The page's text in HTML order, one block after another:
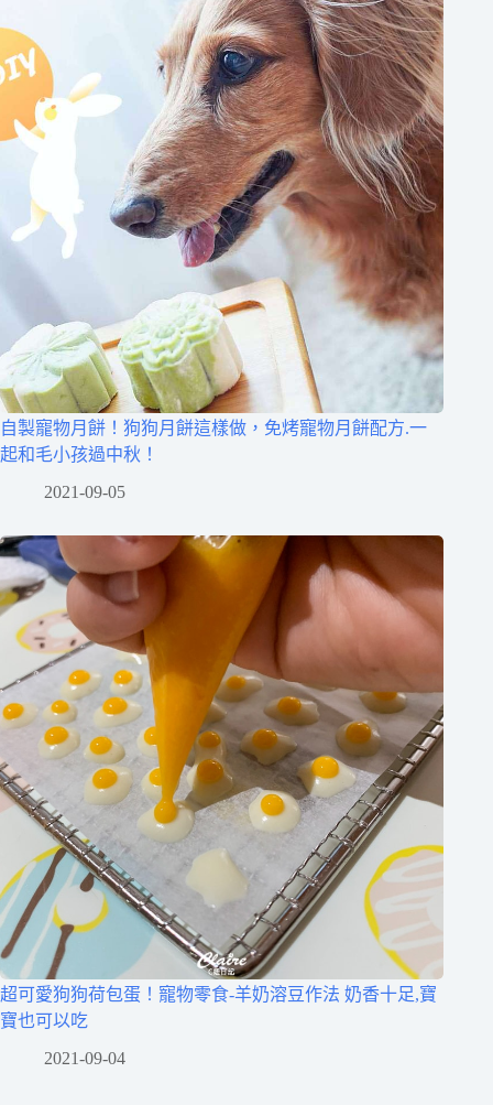
自製寵物月餅！狗狗月餅這樣做，免烤寵物月餅配方.一
起和毛小孩過中秋！
2021-09-05
超可愛狗狗荷包蛋！寵物零食-羊奶溶豆作法 奶香十足,寶
寶也可以吃
2021-09-04